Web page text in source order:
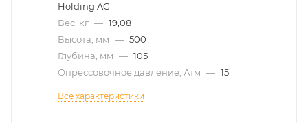
Holding AG
Вес, кг — 19,08
Высота, мм — 500
Глубина, мм — 105
Опрессовочное давление, Атм — 15
Все характеристики